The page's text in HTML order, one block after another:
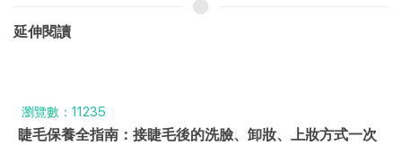
延伸閱讀
瀏覽數：11235
睫毛保養全指南：接睫毛後的洗臉、卸妝、上妝方式一次